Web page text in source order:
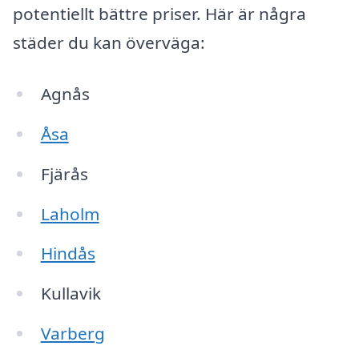
potentiellt bättre priser. Här är några
städer du kan överväga:
Agnås
Åsa
Fjärås
Laholm
Hindås
Kullavik
Varberg